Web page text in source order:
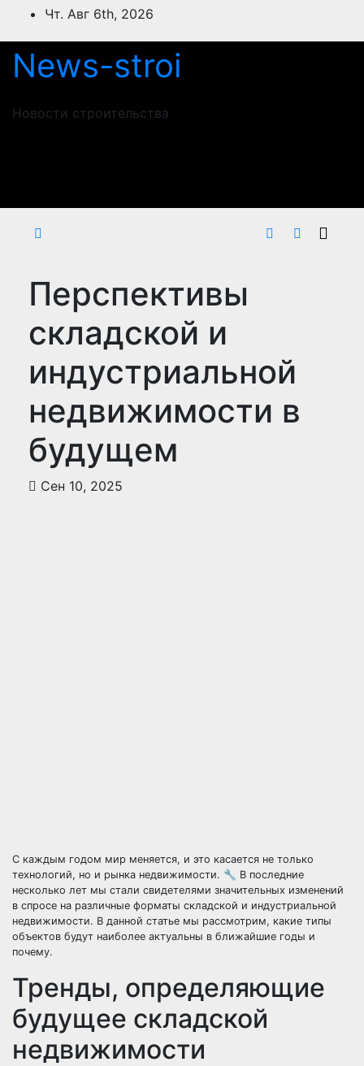
ПерейтиЧт. Авг 6th, 2026
News-stroi
Новости строительства
Перспективы
складской и
индустриальной
недвижимости в
будущем
Сен 10, 2025
С каждым годом мир меняется, и это касается не только
технологий, но и рынка недвижимости. 🔧 В последние
несколько лет мы стали свидетелями значительных изменений
в спросе на различные форматы складской и индустриальной
недвижимости. В данной статье мы рассмотрим, какие типы
объектов будут наиболее актуальны в ближайшие годы и
почему.
Тренды, определяющие
будущее складской
недвижимости